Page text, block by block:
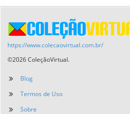
https://www.colecaovirtual.com.br/
©2026 ColeçãoVirtual.
Blog
Termos de Uso
Sobre